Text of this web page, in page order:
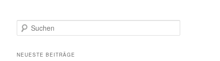
u
h
NEUESTE BEITRÄGE